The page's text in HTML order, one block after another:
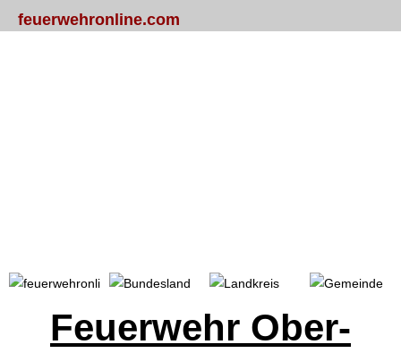
feuerwehronline.com
Feuerwehr Ober-